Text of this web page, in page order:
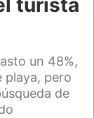
turista
un 48%,
playa, pero
de